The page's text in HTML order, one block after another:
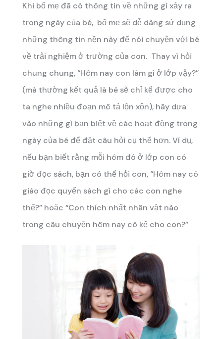
Khi bố mẹ đã có thông tin về những gì xảy ra
trong ngày của bé, bố mẹ sẽ dễ dàng sử dụng
những thông tin nền này để nói chuyện với bé
về trải nghiệm ở trường của con. Thay vì hỏi
chung chung, “Hôm nay con làm gì ở lớp vậy?”
(mà thường kết quả là bé sẽ chỉ kể được cho
ta nghe nhiều đoạn mô tả lộn xộn), hãy dựa
vào những gì bạn biết về các hoạt động trong
ngày của bé để đặt câu hỏi cụ thể hơn. Ví dụ,
nếu bạn biết rằng mỗi hôm đó ở lớp con có
giờ đọc sách, bạn có thể hỏi con, “Hôm nay cô
giáo đọc quyển sách gì cho các con nghe
thế?” hoặc “Con thích nhất nhân vật nào
trong câu chuyện hôm nay cô kể cho con?”